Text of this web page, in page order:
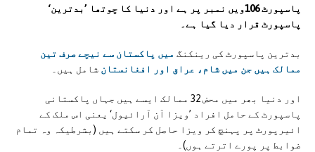
پاسپورٹ 106ویں نمبر پر ہے اور دنیا کا چوتھا ’بدترین‘
پاسپورٹ قرار دیا گیا ہے۔
بدترین پاسپورٹ کی رینکنگ میں پاکستان سے نیچے صرف تین
ممالک ہیں جن میں شام، عراق اور افغانستان شامل ہیں۔
اور دنیا بھر میں محض 32 ممالک ایسے ہیں جہاں پاکستانی
پاسپورٹ کے حامل افراد ’ویزا آن آرائیول‘ یعنی اس ملک کے
ائیرپورٹ پر پہنچ کر ویزا حاصل کر سکتے ہیں (بشرطیکہ وہ تمام
ضوابط پر پورے اترتے ہوں)۔